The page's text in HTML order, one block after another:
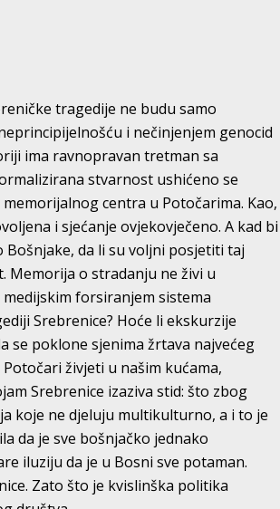
tragedije ne budu samo
i nečinjenjem genocid
ima ravnopravan tretman sa
stvarnost ushićeno se
centra u Potočarima. Kao,
i sjećanje ovjekovječeno. A kad bi
Bošnjake, da li su voljni posjetiti taj
Memorija o stradanju ne živi u
forsiranjem sistema
Srebrenice? Hoće li ekskurzije
se poklone sjenima žrtava najvećeg
živjeti u našim kućama,
Srebrenice izaziva stid: što zbog
koje ne djeluju multikulturno, a i to je
da je sve bošnjačko jednako
iluziju da je u Bosni sve potaman.
Zato što je kvislinška politika